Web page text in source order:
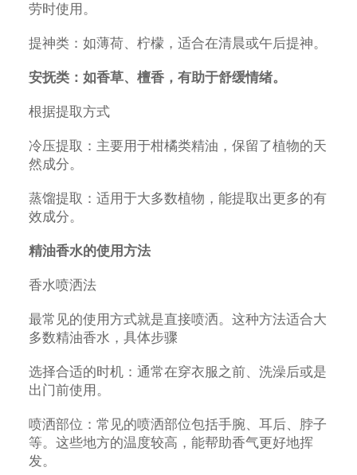
劳时使用。
提神类：如薄荷、柠檬，适合在清晨或午后提神。
安抚类：如香草、檀香，有助于舒缓情绪。
根据提取方式
冷压提取：主要用于柑橘类精油，保留了植物的天
然成分。
蒸馏提取：适用于大多数植物，能提取出更多的有
效成分。
精油香水的使用方法
香水喷洒法
最常见的使用方式就是直接喷洒。这种方法适合大
多数精油香水，具体步骤
选择合适的时机：通常在穿衣服之前、洗澡后或是
出门前使用。
喷洒部位：常见的喷洒部位包括手腕、耳后、脖子
等。这些地方的温度较高，能帮助香气更好地挥
发。